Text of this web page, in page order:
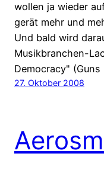
wollen ja wieder
gerät mehr und
Und bald wird
Musikbranchen-
Democracy" (Guns
27. Oktober 2008